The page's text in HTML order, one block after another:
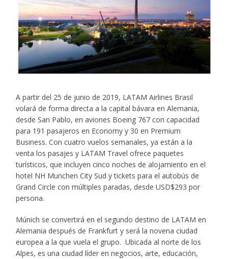
A partir del 25 de junio de 2019, LATAM Airlines Brasil
volará de forma directa a la capital bávara en Alemania,
desde San Pablo, en aviones Boeing 767 con capacidad
para 191 pasajeros en Economy y 30 en Premium
Business. Con cuatro vuelos semanales, ya están a la
venta los pasajes y LATAM Travel ofrece paquetes
turísticos, que incluyen cinco noches de alojamiento en el
hotel NH Munchen City Sud y tickets para el autobús de
Grand Circle con múltiples paradas, desde USD$293 por
persona.
Múnich se convertirá en el segundo destino de LATAM en
Alemania después de Frankfurt y será la novena ciudad
europea a la que vuela el grupo. Ubicada al norte de los
Alpes, es una ciudad líder en negocios, arte, educación,